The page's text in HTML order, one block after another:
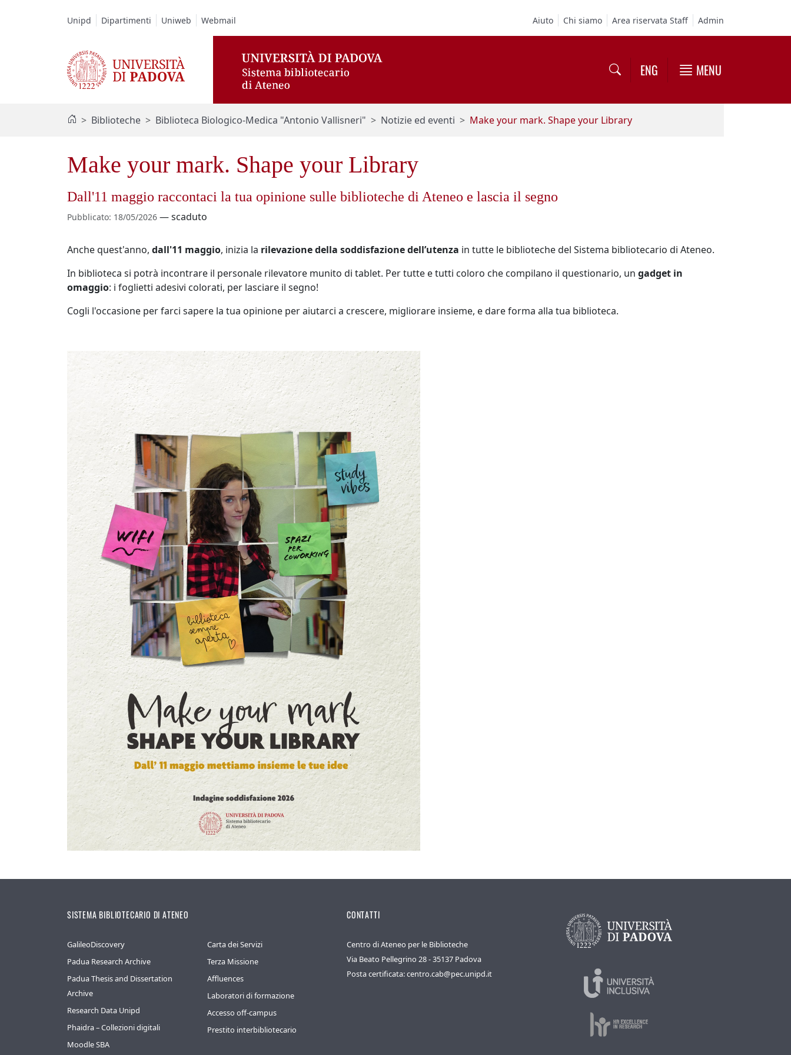
Unipd Dipartimenti Uniweb Webmail Aiuto Chi siamo Area riservata Staff Admin
ENG MENU
Biblioteche Biblioteca Biologico-Medica "Antonio Vallisneri" Notizie ed eventi Make your mark. Shape your Library
Make your mark. Shape your Library
Dall'11 maggio raccontaci la tua opinione sulle biblioteche di Ateneo e lascia il segno
Pubblicato: 18/05/2026 —scaduto
Anche quest'anno, dall'11 maggio, inizia la rilevazione della soddisfazione dell’utenza in tutte le biblioteche del Sistema bibliotecario di Ateneo.
In biblioteca si potrà incontrare il personale rilevatore munito di tablet. Per tutte e tutti coloro che compilano il questionario, un gadget in
omaggio: i foglietti adesivi colorati, per lasciare il segno!
Cogli l'occasione per farci sapere la tua opinione per aiutarci a crescere, migliorare insieme, e dare forma alla tua biblioteca.
SISTEMA BIBLIOTECARIO DI ATENEO
GalileoDiscovery
Padua Research Archive
Padua Thesis and Dissertation
Archive
Research Data Unipd
Phaidra – Collezioni digitali
Moodle SBA
Carta dei Servizi
Terza Missione
Affluences
Laboratori di formazione
Accesso off-campus
Prestito interbibliotecario
CONTATTI
Centro di Ateneo per le Biblioteche
Via Beato Pellegrino 28 - 35137 Padova
Posta certificata: centro.cab@pec.unipd.it